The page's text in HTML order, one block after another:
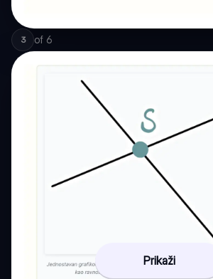
3 of 6
Prikaži